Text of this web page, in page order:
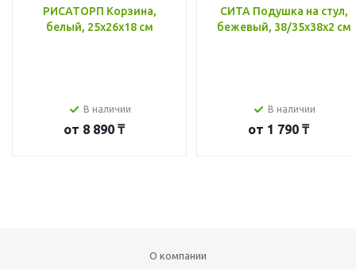
РИСАТОРП Корзина,
белый, 25x26x18 см
В наличии
от 8 890 ₸
СИТА Подушка на стул,
бежевый, 38/35x38x2 см
В наличии
от 1 790 ₸
О компании